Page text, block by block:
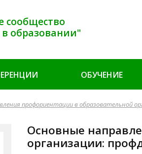
сообщество
образовании"
ОБУЧЕНИЕ
профориентации в образовательной
Основные
организации: